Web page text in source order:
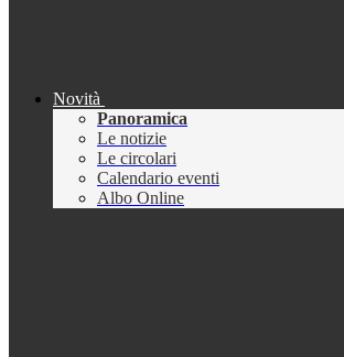
Novità
Panoramica
Le notizie
Le circolari
Calendario eventi
Albo Online